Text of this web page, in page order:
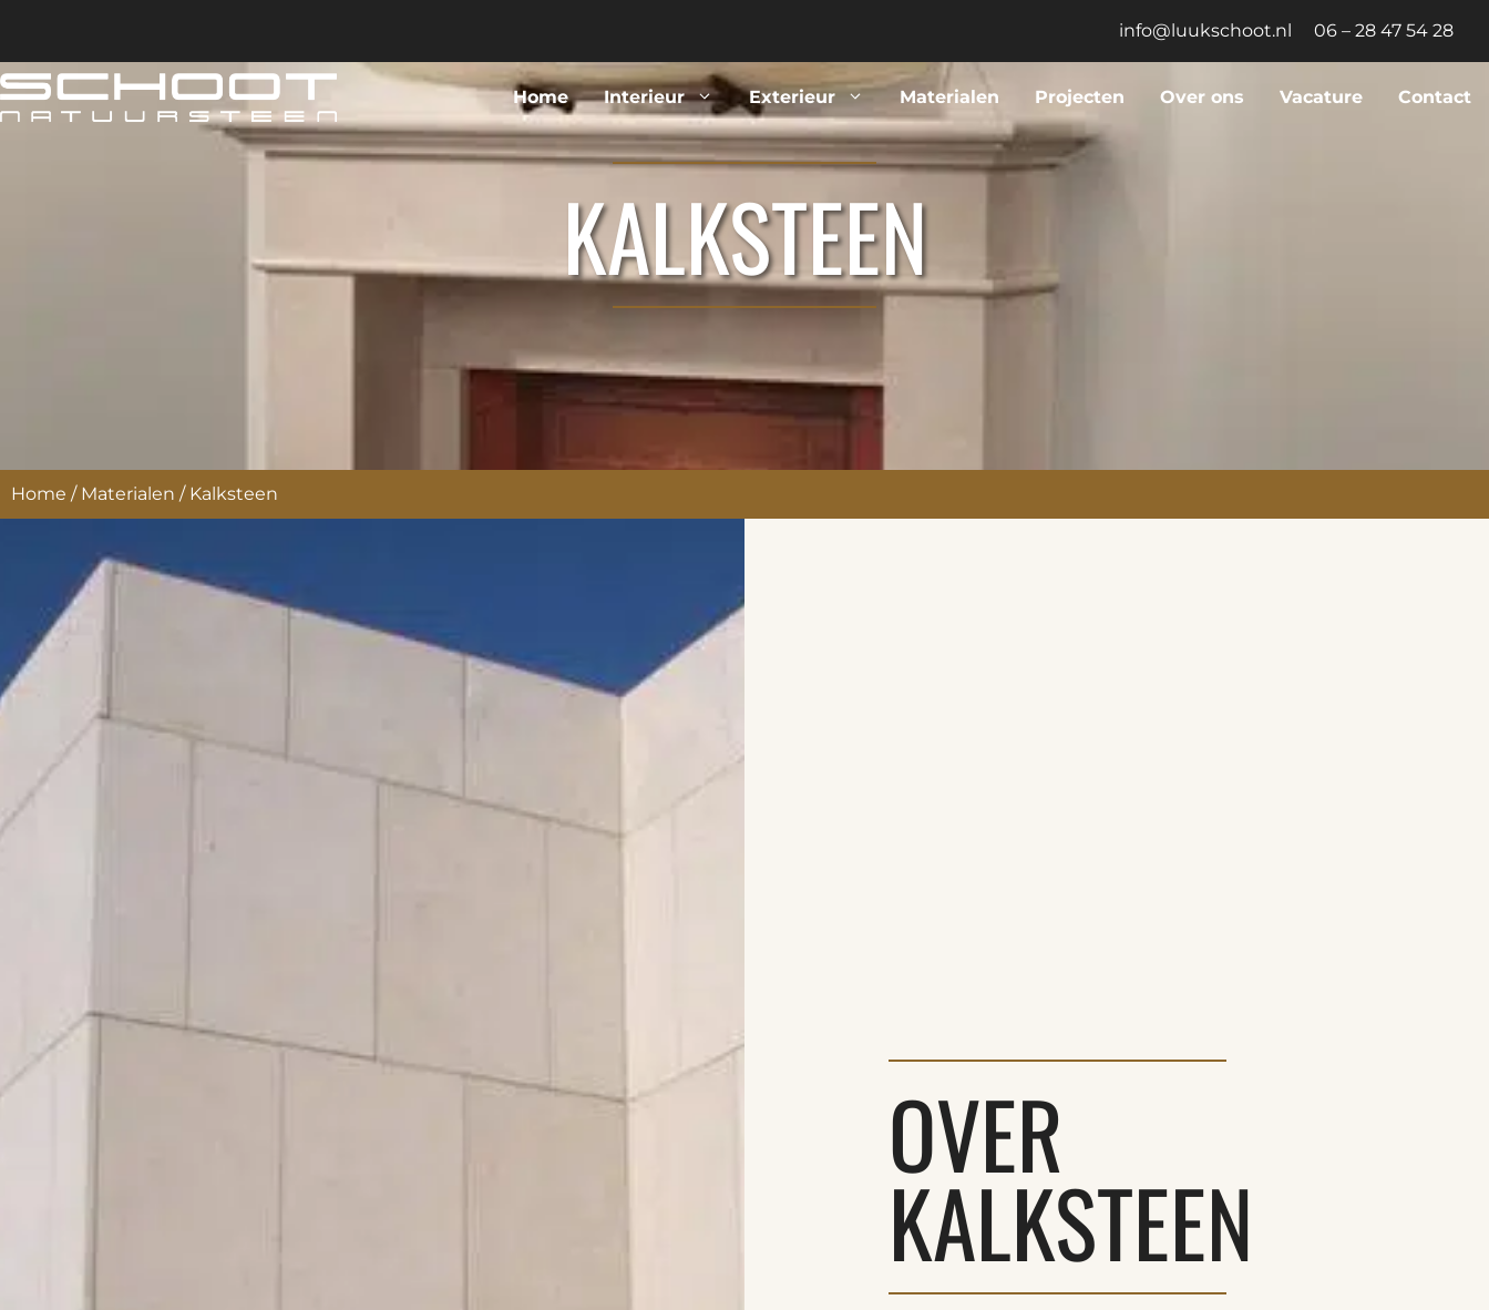
info@luukschoot.nl 06 – 28 47 54 28
Home Interieur Exterieur Materialen Projecten Over ons Vacature Contact
KALKSTEEN
Home / Materialen / Kalksteen
OVER
KALKSTEEN